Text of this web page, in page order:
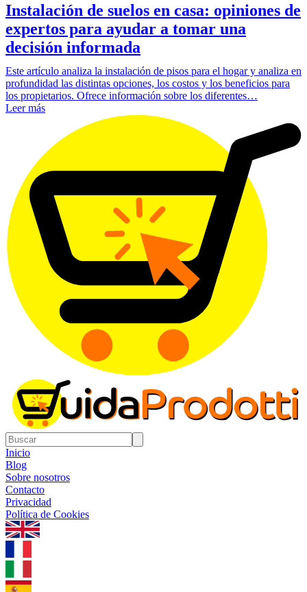
Instalación de suelos en casa: opiniones de
expertos para ayudar a tomar una
decisión informada
Este artículo analiza la instalación de pisos para el hogar y analiza en
profundidad las distintas opciones, los costos y los beneficios para
los propietarios. Ofrece información sobre los diferentes…
Leer más
Inicio
Blog
Sobre nosotros
Contacto
Privacidad
Política de Cookies